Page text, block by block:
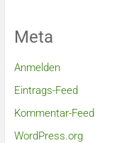
Meta
Anmelden
Eintrags-Feed
Kommentar-Feed
WordPress.org